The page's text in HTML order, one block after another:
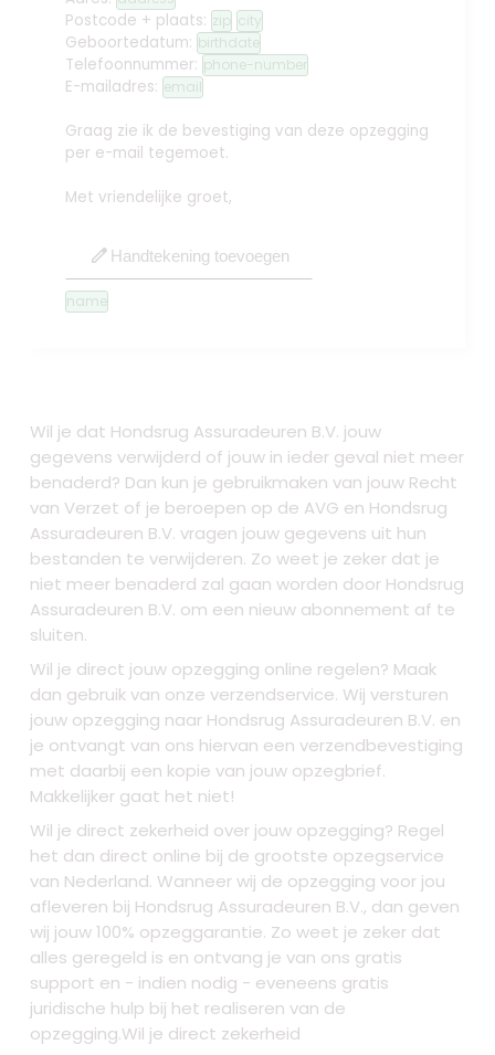
Postcode + plaats: zip city
Geboortedatum: birthdate
Telefoonnummer: phone-number
E-mailadres: email
Graag zie ik de bevestiging van deze opzegging
per e-mail tegemoet.
Met vriendelijke groet,
edit Handtekening toevoegen
name
Wil je dat Hondsrug Assuradeuren B.V. jouw
gegevens verwijderd of jouw in ieder geval niet meer
benaderd? Dan kun je gebruikmaken van jouw Recht
van Verzet of je beroepen op de AVG en Hondsrug
Assuradeuren B.V. vragen jouw gegevens uit hun
bestanden te verwijderen. Zo weet je zeker dat je
niet meer benaderd zal gaan worden door Hondsrug
Assuradeuren B.V. om een nieuw abonnement af te
sluiten.
Wil je direct jouw opzegging online regelen? Maak
dan gebruik van onze verzendservice. Wij versturen
jouw opzegging naar Hondsrug Assuradeuren B.V. en
je ontvangt van ons hiervan een verzendbevestiging
met daarbij een kopie van jouw opzegbrief.
Makkelijker gaat het niet!
Wil je direct zekerheid over jouw opzegging? Regel
het dan direct online bij de grootste opzegservice
van Nederland. Wanneer wij de opzegging voor jou
afleveren bij Hondsrug Assuradeuren B.V., dan geven
wij jouw 100% opzeggarantie. Zo weet je zeker dat
alles geregeld is en ontvang je van ons gratis
support en - indien nodig - eveneens gratis
juridische hulp bij het realiseren van de
opzegging.Wil je direct zekerheid